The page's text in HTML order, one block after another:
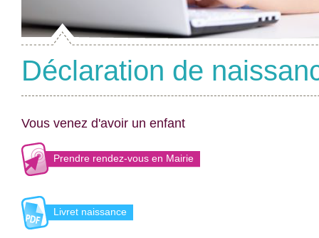
Déclaration de
Vous venez d'avoir un enfant
Prendre rendez-vous en Mairie
Livret naissance